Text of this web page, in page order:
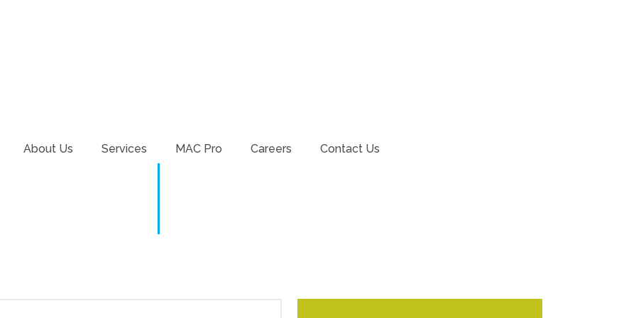
About Us Services MAC Pro Careers Contact Us